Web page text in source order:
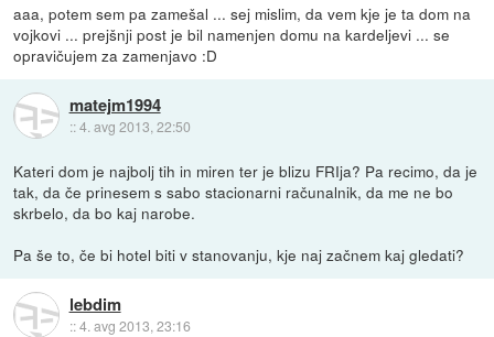
aaa, potem sem pa zamešal ... sej mislim, da vem kje je ta dom na
vojkovi ... prejšnji post je bil namenjen domu na kardeljevi ... se
opravičujem za zamenjavo :D
matejm1994
::4. avg 2013, 22:50
Kateri dom je najbolj tih in miren ter je blizu FRIja? Pa recimo, da je
tak, da če prinesem s sabo stacionarni računalnik, da me ne bo
skrbelo, da bo kaj narobe.
Pa še to, če bi hotel biti v stanovanju, kje naj začnem kaj gledati?
lebdim
::4. avg 2013, 23:16